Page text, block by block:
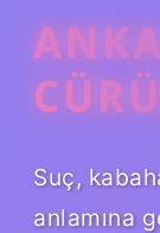
Suç,
anlamına